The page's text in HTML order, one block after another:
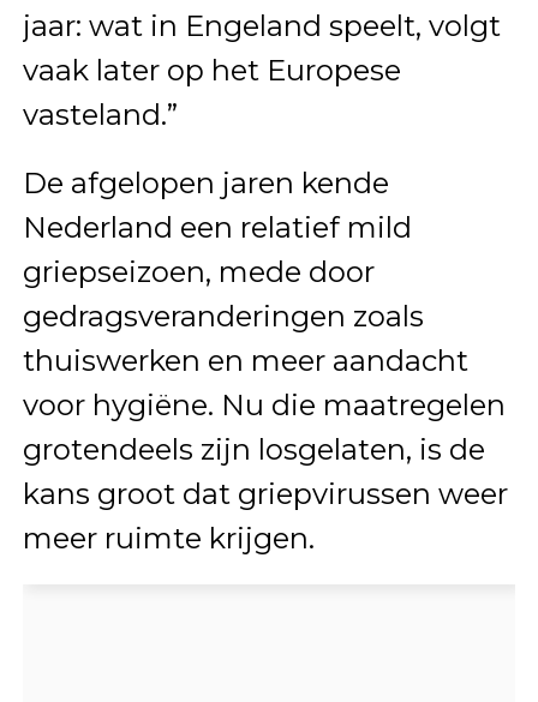
jaar: wat in Engeland speelt, volgt
vaak later op het Europese
vasteland.”
De afgelopen jaren kende
Nederland een relatief mild
griepseizoen, mede door
gedragsveranderingen zoals
thuiswerken en meer aandacht
voor hygiëne. Nu die maatregelen
grotendeels zijn losgelaten, is de
kans groot dat griepvirussen weer
meer ruimte krijgen.